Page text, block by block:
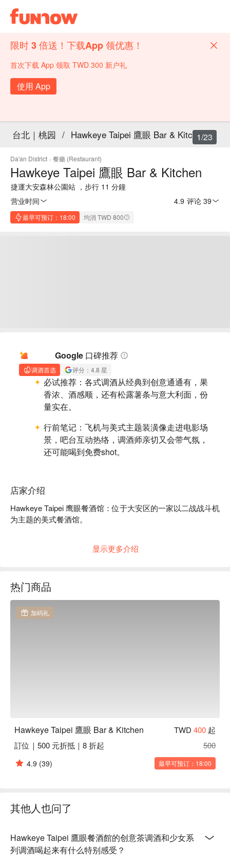
限时 3 倍送！下载App 领优惠！
首次下载 App 领取 TWD 300 新户礼
使用 App
台北｜桃园 / Hawkeye Taipei 鷹眼 Bar & Kitchen
Da'an District · 餐廳 (Restaurant)
Hawkeye Taipei 鷹眼 Bar & Kitchen
捷運大安森林公園站 ，步行 11 分鐘
营业时间
4.9 评论 39
最早可预订：18:00 均消 TWD 800
1/23
Google 口碑推荐
调酒首选 评分：4.8 星
必试推荐： 各式调酒从经典到创意通通有，果
香浓、酒感顺，还有松露薯条与意大利面，份
量实在。
行前笔记： 飞机与美式主题装潢像走进电影场
景，吧台互动热络，调酒师亲切又会带气氛，
还可能喝到免费shot。
店家介绍
Hawkeye Taipei 鹰眼餐酒馆：位于大安区的一家以二战战斗机
为主题的美式餐酒馆。
餐酒馆，超酷的二战战斗机主题装修让你仿佛身临其境。整个
本地人都爱来的原因很简单：这里是“美食+美酒”的完美组
合！从超赞的意面、吃到爽的烤肉，到各种下酒小食，甚至还
有台式三杯辣鸡丁，经典美式料理中融入了意式风味，每一道
🍽️ 口碑必吃
蓝纹起司培根蛋黄意大利面 | 奶油般丝滑的口感，加上蓝纹芝
士的独特风味，是经典培根蛋黄面的升级版，好吃到上瘾！
炸鸡翅/鸡小腿 | 外酥里嫩，汁水超多，配任何酒都超搭。
培根鸡肉炒饭 | 终极暖心料理，每一口都是满满的咸香美味。
🥤 招牌饮品
飞机主题特调 | 灵感来自航空史的独家招牌，又酷又好喝。
显示更多介绍
热门商品
加码礼
Hawkeye Taipei 鷹眼 Bar & Kitchen TWD 400 起
訂位｜500 元折抵｜8 折起
500
4.9 (39) 最早可预订：18:00
其他人也问了
Hawkeye Taipei 鷹眼餐酒館的创意茶调酒和少女系
列调酒喝起来有什么特别感受？